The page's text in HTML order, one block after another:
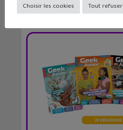
Choisir les cookies Tout refuser